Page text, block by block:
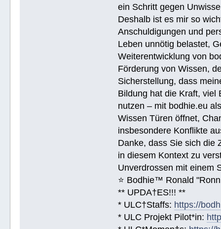
ein Schritt gegen
Deshalb ist es mir so
Anschuldigungen und
Leben unnötig belastet,
Weiterentwicklung von
Förderung von Wissen,
Sicherstellung, dass
Bildung hat die Kraft, viel
nutzen – mit bodhie.eu
Wissen Türen öffnet,
insbesondere Konflikte
Danke, dass Sie sich die
in diesem Kontext zu
Unverdrossen mit einem
⭐️ Bodhie™ Ronald
** UPDA†ES!!! **
* ULC†Staffs: https://
* ULC Projekt Pilot*in: